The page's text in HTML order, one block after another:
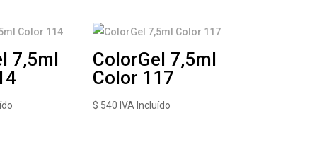
7,5ml
ColorGel 7,5ml
Color 117
$ 540 IVA Incluído